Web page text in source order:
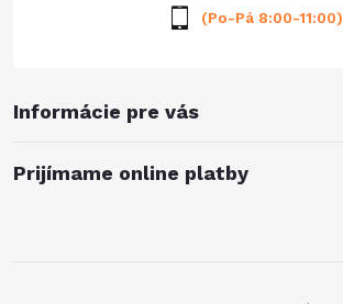
p
Informácie pre vás
(Po-Pá 8:00-11:00)
Prijímame online platby